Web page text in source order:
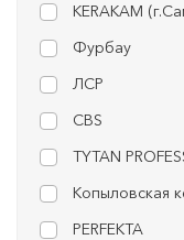
KERAKAM
Фурбау
ЛСР
CBS
TYTAN
Копыловская
PERFEKTA